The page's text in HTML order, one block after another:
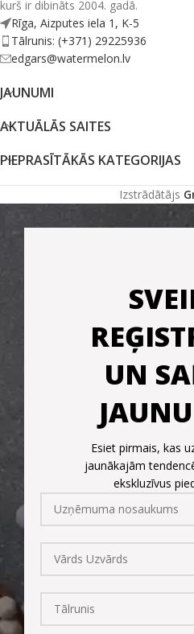
kurš ir dibināts 2004. gadā.
Rīga, Aizputes iela 1, K-5
Tālrunis: (+371) 29225936
edgars@watermelon.lv
JAUNUMI
AKTUĀLĀS SAITES
PIEPRASĪTĀKĀS KATEGORIJAS
Izstrādātājs
UN
Esiet pirmais, kas
jaunākajām
ekskluzīvus